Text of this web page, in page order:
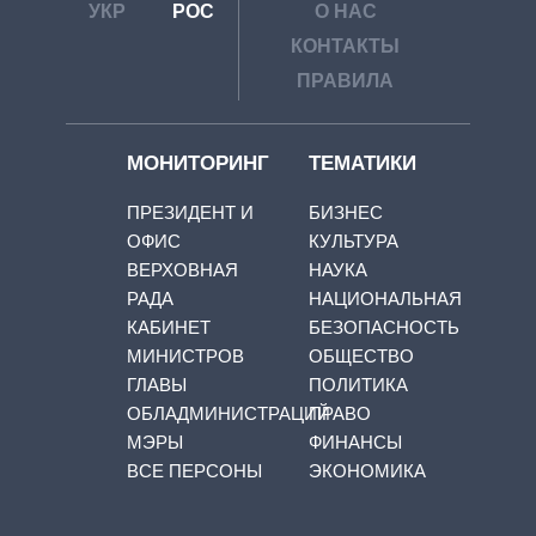
УКР РОС
О НАС
КОНТАКТЫ
ПРАВИЛА
МОНИТОРИНГ
ПРЕЗИДЕНТ И
ОФИС
ВЕРХОВНАЯ
РАДА
КАБИНЕТ
МИНИСТРОВ
ГЛАВЫ
ОБЛАДМИНИСТРАЦИЙ
МЭРЫ
ВСЕ ПЕРСОНЫ
ТЕМАТИКИ
БИЗНЕС
КУЛЬТУРА
НАУКА
НАЦИОНАЛЬНАЯ
БЕЗОПАСНОСТЬ
ОБЩЕСТВО
ПОЛИТИКА
ПРАВО
ФИНАНСЫ
ЭКОНОМИКА